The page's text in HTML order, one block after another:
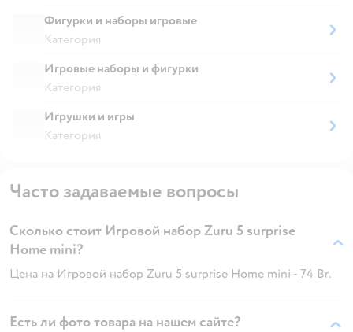
Фигурки и наборы игровые
Категория
Игровые наборы и фигурки
Категория
Игрушки и игры
Категория
Часто задаваемые вопросы
Сколько стоит Игровой набор Zuru 5 surprise
Home mini?
Цена на Игровой набор Zuru 5 surprise Home mini - 74 Br.
Есть ли фото товара на нашем сайте?